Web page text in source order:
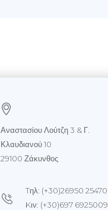
Αναστασίου Λούτζη 3 & Γ.
Κλαυδιανού 10
29100 Ζάκυνθος
Tηλ: (+30)26950 25470
Kιν: (+30)697 6925009